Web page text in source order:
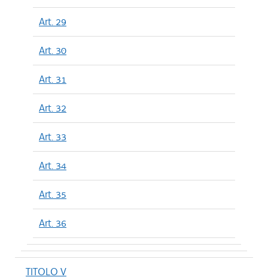
Art. 29
Art. 30
Art. 31
Art. 32
Art. 33
Art. 34
Art. 35
Art. 36
TITOLO V